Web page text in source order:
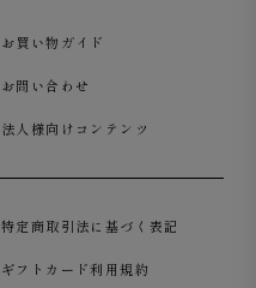
お買い物ガイド
お問い合わせ
法人様向けコンテンツ
特定商取引法に基づく表記
ギフトカード利用規約